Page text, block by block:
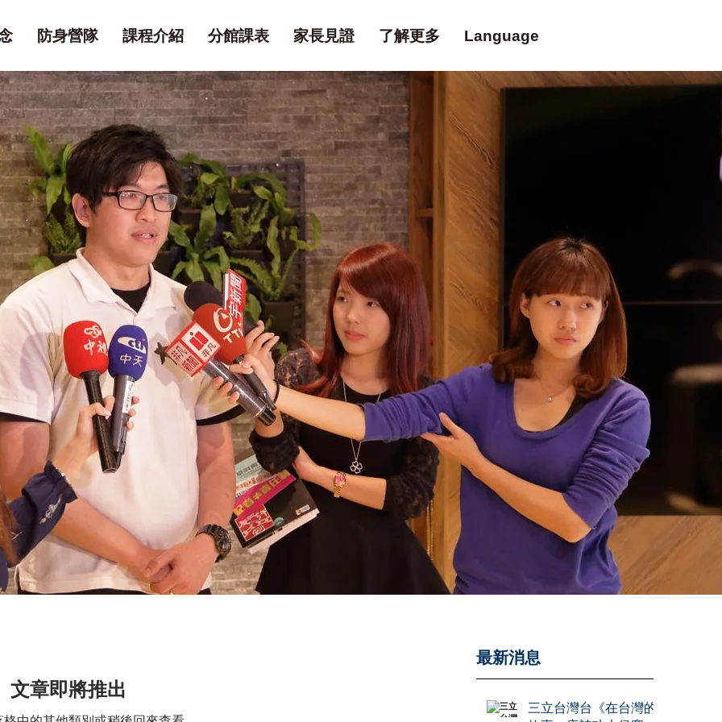
防身營隊 課程介紹 分館課表 家長見證 了解更多 Language
文章即將推出
​最新消息
三立台灣台《在台灣的